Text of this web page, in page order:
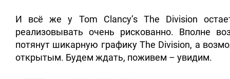
И всё же у Tom Clancy’s The Division
реализовывать очень рискованно. Вполне
потянут шикарную графику The Division, а
открытым. Будем ждать, поживем – увидим.